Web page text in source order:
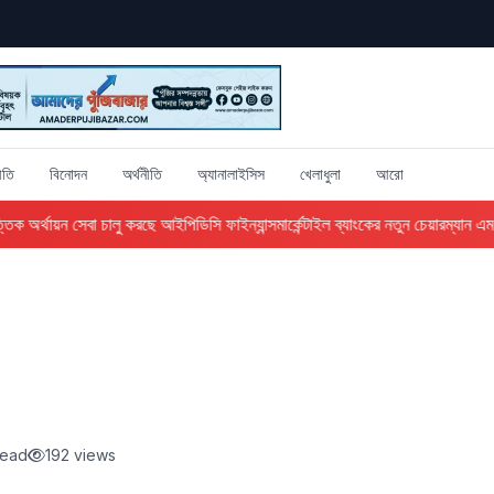
বিনোদন অর্থনীতি অ্যানালাইসিস খেলাধুলা আরো
অর্থায়ন সেবা চালু করছে আইপিডিসি ফাইন্যান্সমার্কেন্টাইল ব্যাংকের নতুন চেয়ারম্যান এম
192 views